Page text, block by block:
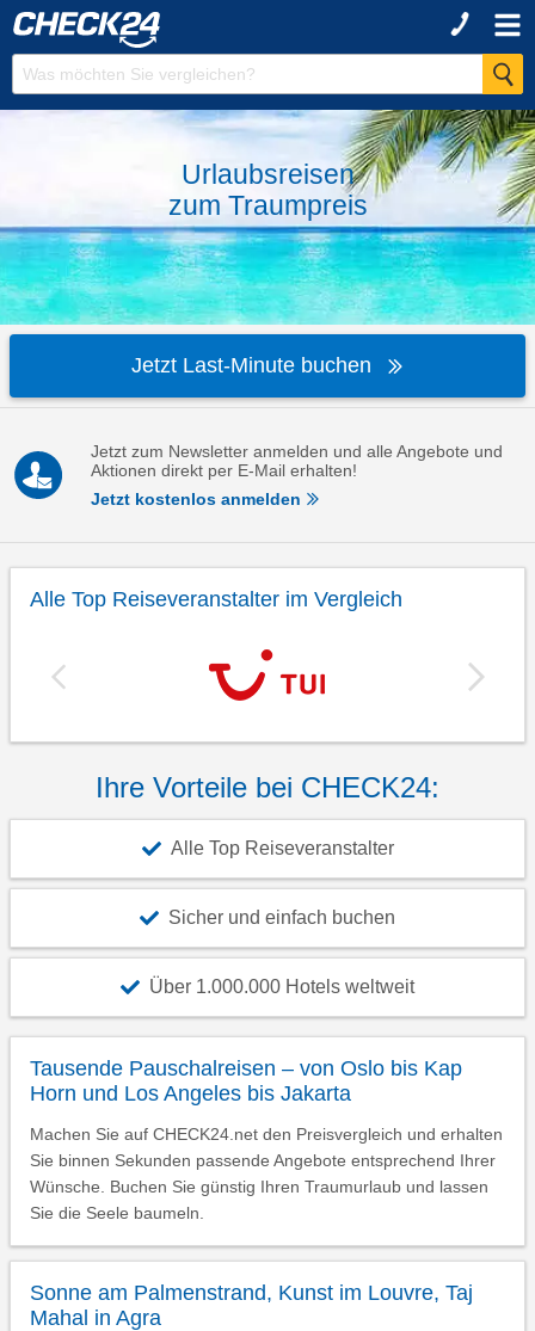
Urlaubsreisen
zum Traumpreis
Jetzt Last-Minute buchen
Jetzt zum Newsletter anmelden und alle Angebote und
Aktionen direkt per E-Mail erhalten!
Jetzt kostenlos anmelden
Alle Top Reiseveranstalter im Vergleich
Ihre Vorteile bei CHECK24:
Alle Top Reiseveranstalter
Sicher und einfach buchen
Über 1.000.000 Hotels weltweit
Tausende Pauschalreisen – von Oslo bis Kap
Horn und Los Angeles bis Jakarta
Machen Sie auf CHECK24.net den Preisvergleich und erhalten
Sie binnen Sekunden passende Angebote entsprechend Ihrer
Wünsche. Buchen Sie günstig Ihren Traumurlaub und lassen
Sie die Seele baumeln.
Sonne am Palmenstrand, Kunst im Louvre, Taj
Mahal in Agra